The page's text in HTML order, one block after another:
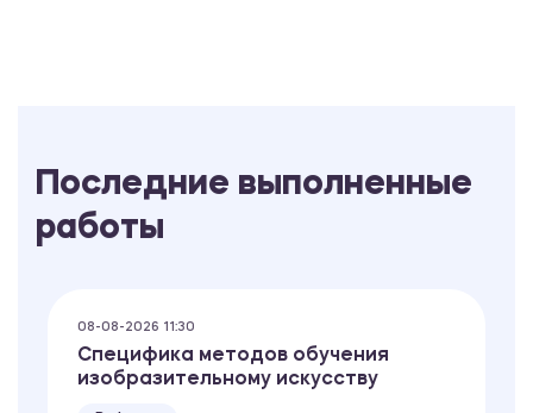
Последние выполненные
работы
08-08-2026 11:30
Специфика методов обучения
изобразительному искусству